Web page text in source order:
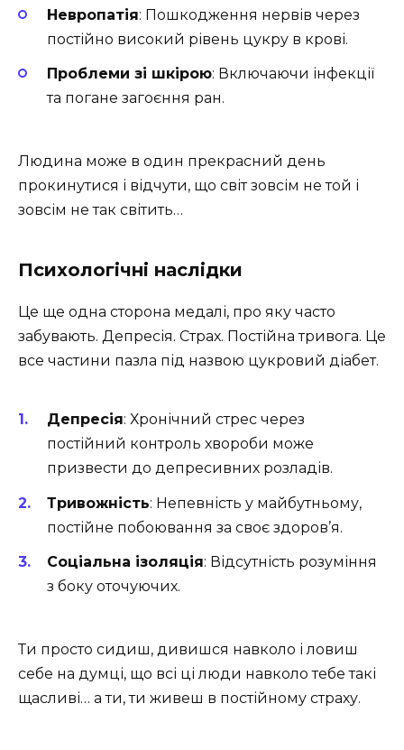
Невропатія: Пошкодження нервів через
постійно високий рівень цукру в крові.
Проблеми зі шкірою: Включаючи інфекції
та погане загоєння ран.
Людина може в один прекрасний день
прокинутися і відчути, що світ зовсім не той і
зовсім не так світить…
Психологічні наслідки
Це ще одна сторона медалі, про яку часто
забувають. Депресія. Страх. Постійна тривога. Це
все частини пазла під назвою цукровий діабет.
Депресія: Хронічний стрес через
постійний контроль хвороби може
призвести до депресивних розладів.
Тривожність: Непевність у майбутньому,
постійне побоювання за своє здоров’я.
Соціальна ізоляція: Відсутність розуміння
з боку оточуючих.
Ти просто сидиш, дивишся навколо і ловиш
себе на думці, що всі ці люди навколо тебе такі
щасливі… а ти, ти живеш в постійному страху.